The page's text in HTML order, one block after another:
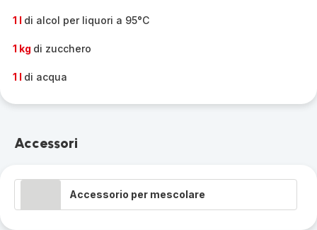
1 l di alcol per liquori a 95°C
1 kg di zucchero
1 l di acqua
Accessori
Accessorio per mescolare